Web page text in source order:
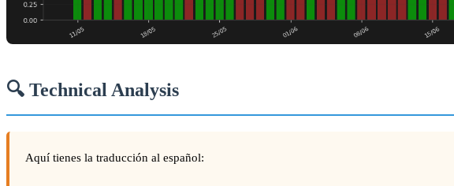
🔍 Technical Analysis
Aquí tienes la traducción al español: